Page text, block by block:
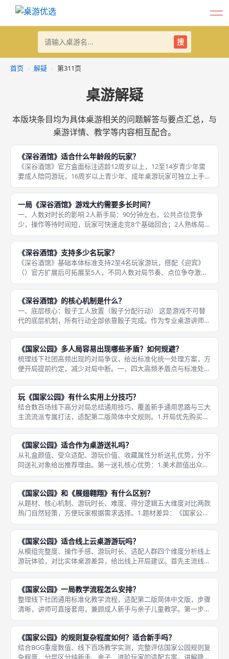
搜
首页 › 解疑 › 第311页
桌游解疑
本版块条目均为具体桌游相关的问题解答与要点汇总，与
桌游详情、教学等内容相互配合。
《深谷酒馆》适合什么年龄段的玩家？
《深谷酒馆》官方盒面标注适龄12周岁以上，12至14岁青少年需
要成人陪同游玩，16周岁以上青少年、成年桌游玩家可独立上手，
机制计算量偏高，资源、骰子、贵族多线规划逻辑复杂，不适合低
龄儿童亲子休闲，是成都桌游主流成年向中重度德式策略桌游。
一、
一局《深谷酒馆》游戏大约需要多长时间？
一、人数对时长的影响 2人新手局：90分钟左右，公共点位竞争
少，操作等待时间短，玩家可快速走完8个基础回合；2人熟练局
60分钟以内，流程流畅无卡顿。《深谷酒馆》基础本体无模组新手
局90至120分钟，熟练玩家标准3至4人局60至90分钟，叠加
《深谷酒馆》支持多少名玩家？
《深谷酒馆》基础本体标准支持2至4名玩家游玩，搭配《迎宾》
（）官方扩展后可拓展至5人，不同人数对局节奏、点位争夺激烈
程度、资源产出数值经过官方单独平衡设计，成都桌游线下拼桌时
会根据到场人数灵活调整开本方案。一、2人对局适配特点双人对
局公共骰
《深谷酒馆》的核心机制是什么？
一、底层核心：骰子工人放置（骰子分配行动） 这是游戏不可替
代的底层机制，所有行动全部依靠骰子完成。作为专业桌游讲师，
结合数百场成都桌游线下开本实操，完整拆解《深谷酒馆》「《深
谷酒馆》」全套核心机制，区分底层核心机制与辅助配套机制，理
清整套经
《国家公园》多人局容易出现哪些矛盾？如何规避？
梳理线下社团高频出现的对局争议，给出标准化统一处理方案，方
便开局提前约定，减少对局中断。一、四大高频矛盾点与标准处理
规则。1.资源超限弃置分歧：第二版12枚上限拾取资源后超标必须
立刻弃置，不可暂存、转移给其他玩家，弃置资源放回公共堆，开
局统
玩《国家公园》有什么实用上分技巧？
结合数百场线下高分对局总结通用技巧，覆盖新手通用思路与三大
主流流派专属打法，适配第二版简体中文规则。1.开局优先购买两
件核心装备：指南针提升移动抢占点位，地图增加资源拾取速度，
两件装备全程收益稳定，所有流派通用；一、全局通用基础上分技
巧。
《国家公园》适合作为桌游送礼吗？
从礼盒颜值、受众适配、游玩价值、收藏属性分析送礼优势，分不
同送礼对象给出推荐理由。第一送礼核心优势：1.美术颜值出众，
全套写实风景插画，盒装封面自然风光氛围感强，摆放桌面兼具装
饰效果，区别于奇幻、战争桌游，家居摆放不突兀；2.全年龄无门
槛，
《国家公园》和《展翅翱翔》有什么区别？
从题材、核心机制、游玩时长、难度、得分逻辑五大维度对比两款
热门自然轻策，方便玩家根据需求选择。1.题材差异：《国家公
园》主打美国国家公园徒步观光，风景写实水彩，路线漫游；《展
翅翱翔》以鸟类饲养、生态保护为主题，鸟类插画为主，卡牌收集
养鸟。
《国家公园》适合线上云桌游游玩吗？
从模组完整度、操作手感、游玩时长、适配人群四个维度分析线上
游玩体验，对比实体桌游差异，给出线上开局建议。首先主流线上
平台模组情况，。1.Tabletopia：官方授权正版线上模组，UI优化
贴合原版美术，配件自动分拣、资源自动计数，内置规则提
《国家公园》一局教学流程怎么安排？
整理线下社团通用标准化教学流程，适配第二版简体中文版，步骤
清晰，讲师可直接套用，兼顾成人新手与亲子儿童教学。第一步：
配件快速摆放（2分钟），铺开固定步道版图，放置公共公园卡、
资源堆、天气标记；给每位玩家分发面板、2个人偶、篝火标记；
简单介绍
《国家公园》的规则复杂程度如何？适合新手吗？
结合BGG重度数值、线下百场教学实测，完整评估国家公园规则复
杂程度，分层区分纯新手、亲子、进阶玩家的适配方案，讲解降低